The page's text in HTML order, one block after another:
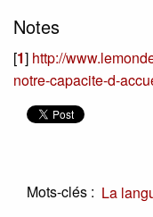
Notes
[1] http://
notre-capacite-d-
Mots-clés : La